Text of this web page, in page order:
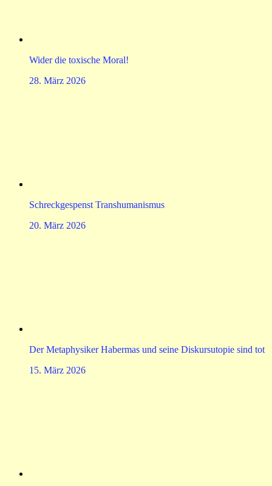
Wider die toxische Moral!
28. März 2026
Schreckgespenst Transhumanismus
20. März 2026
Der Metaphysiker Habermas und seine Diskursutopie sind tot
15. März 2026